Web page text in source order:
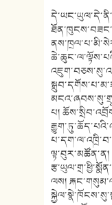
པ།
ལས།